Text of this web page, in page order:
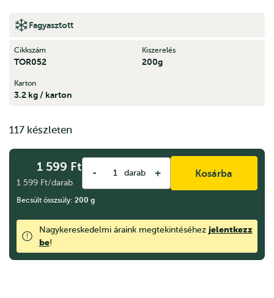
Fagyasztott
Cikkszám
TOR052
Kiszerelés
200g
Karton
3.2 kg / karton
117 készleten
1 599 Ft
1 599 Ft/darab
- darab + Kosárba
Becsült összsúly: 200 g
Nagykereskedelmi áraink megtekintéséhez jelentkezz
be!